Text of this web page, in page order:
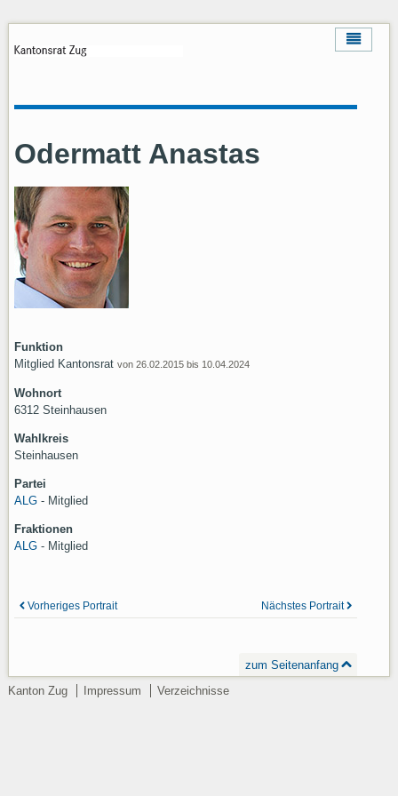
Odermatt Anastas
Funktion
Mitglied Kantonsrat von 26.02.2015 bis 10.04.2024
Wohnort
6312 Steinhausen
Wahlkreis
Steinhausen
Partei
ALG- Mitglied
Fraktionen
ALG- Mitglied
Vorheriges Portrait Nächstes Portrait
zum Seitenanfang
Kanton Zug
Impressum Verzeichnisse